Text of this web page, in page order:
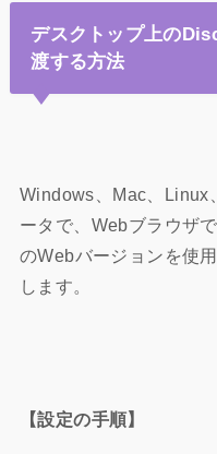
デスクトップ上の
渡する方法
Windows、Mac、Linux
ータで、Webブラウザ
のWebバージョンを使
します。
【設定の手順】